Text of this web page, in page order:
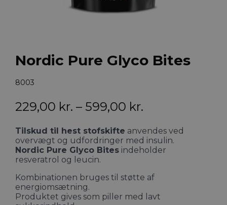
Nordic Pure Glyco Bites
8003
229,00 kr. – 599,00 kr.Prisinterval:
til
599,00 kr.
Tilskud til hest stofskifte anvendes ved
overvægt og udfordringer med insulin.
Nordic Pure Glyco Bitesindeholder
resveratrol og leucin.
Kombinationen bruges til støtte af
energiomsætning.
Produktet gives som piller med lavt